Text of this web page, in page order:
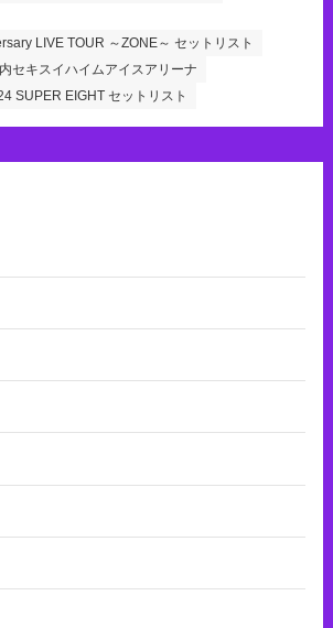
LIVE TOUR ～ZONE～ セットリスト
セキスイハイムアイスアリーナ
SUPER EIGHT セットリスト